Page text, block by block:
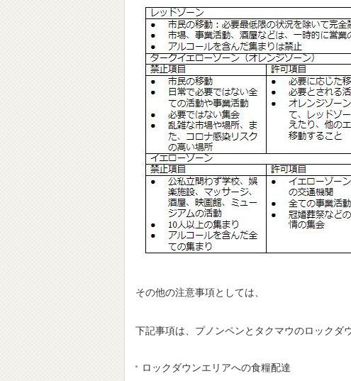
その他の注意事項としては、
下記事項は、プノンペンとタクマウのロックダ
ロックダウンエリアへの食糧配達